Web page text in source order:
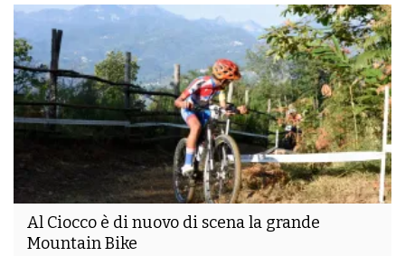
Al Ciocco è di nuovo di scena la grande
Mountain Bike